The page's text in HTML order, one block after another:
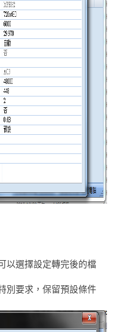
以選擇設定轉完後的檔
別要求，保留預設條件